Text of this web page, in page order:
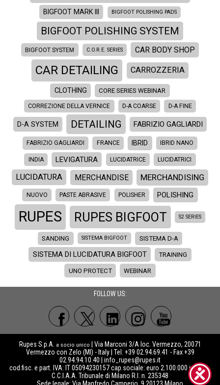
BIGFOOT MARK III BIGFOOT POLISHING PADS
BIGFOOT POLISHING SYSTEM
BIGFOOT SYSTEM C.O.R.E. SERIES CAR BODY SHOP
CAR DETAILING CARROZZERIA
CLOTHING CORE SERIES WEBINAR
CORREZIONE DELLA VERNICE D-A COARSE D-A FINE
D-A SYSTEM DETAILING FABRIZIO GAGLIARDI
FABRIZIO GAGLIARDI FRANCE IBRID IBRID NANO
INDIA LEVIGATURA LUCIDATRICE LUCIDATRICI
LUCIDATURA MERCHANDISE MERCHANDISING
NUOVO PASTE ABRASIVE POLISHER POLISHING
RUPES RUPES BIGFOOT S2 SERIES
SANDING SISTEMA BIGFOOT SISTEMA D-A
SISTEMA DI LUCIDATURA BIGFOOT TRAINING
UNO PROTECT WEBINAR
FOLLOW US:
Rupes S.p.A. a socio unico
| Via Marconi 3/A loc. Vermezzo, 20071
Vermezzo con Zelo (MI) - Italy | Tel. +39 02.94.69.41 - Fax +39
02.94.94.10.40 | info_rupes@rupes.it
cod.fisc. e part. IVA: IT 05094230157 cap.sociale: euro 2.100.000 int.vers.
C.C.I.A.A. Tribunale di Milano R.I. n. 235348